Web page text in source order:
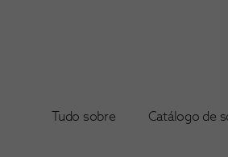
Tudo sobre Catálogo de